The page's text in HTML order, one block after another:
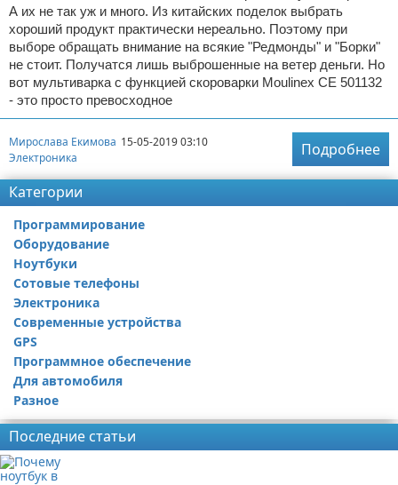
А их не так уж и много. Из китайских поделок выбрать
хороший продукт практически нереально. Поэтому при
выборе обращать внимание на всякие "Редмонды" и "Борки"
не стоит. Получатся лишь выброшенные на ветер деньги. Но
вот мультиварка с функцией скороварки Moulinex CE 501132
- это просто превосходное
Мирослава Екимова 15-05-2019 03:10
Электроника
Подробнее
Категории
Программирование
Оборудование
Ноутбуки
Сотовые телефоны
Электроника
Современные устройства
GPS
Программное обеспечение
Для автомобиля
Разное
Последние статьи